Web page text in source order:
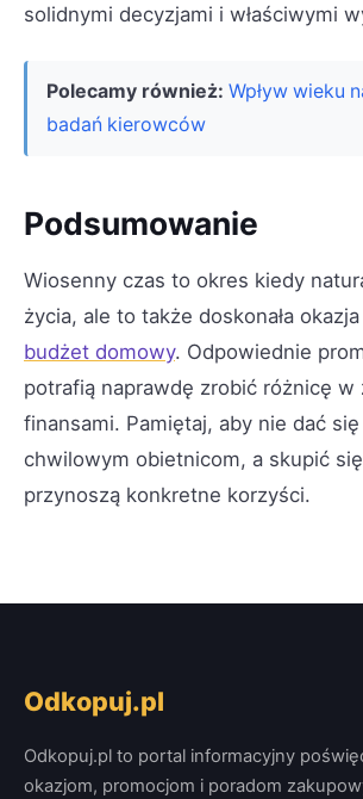
solidnymi decyzjami i właściwymi
Polecamy również: Wpływ wieku
badań kierowców
Podsumowanie
Wiosenny czas to okres kiedy
życia, ale to także doskonała
budżet domowy. Odpowiednie
potrafią naprawdę zrobić różnicę w
finansami. Pamiętaj, aby nie dać
chwilowym obietnicom, a skupić
przynoszą konkretne korzyści.
Odkopuj.pl
Odkopuj.pl to portal informacyjny
okazjom, promocjom i poradom